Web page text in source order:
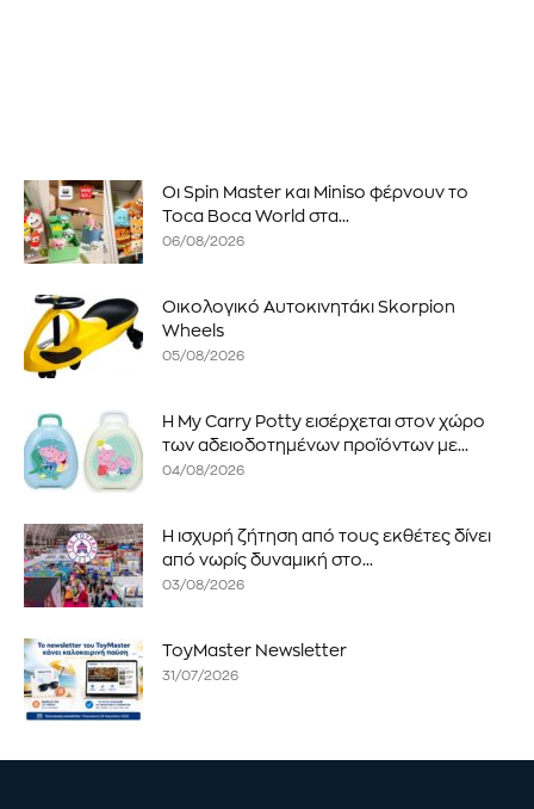
Οι Spin Master και Miniso φέρνουν το
Toca Boca World στα...
06/08/2026
Οικολογικό Αυτοκινητάκι Skorpion
Wheels
05/08/2026
Η My Carry Potty εισέρχεται στον χώρο
των αδειοδοτημένων προϊόντων με...
04/08/2026
Η ισχυρή ζήτηση από τους εκθέτες δίνει
από νωρίς δυναμική στο...
03/08/2026
ToyMaster Newsletter
31/07/2026